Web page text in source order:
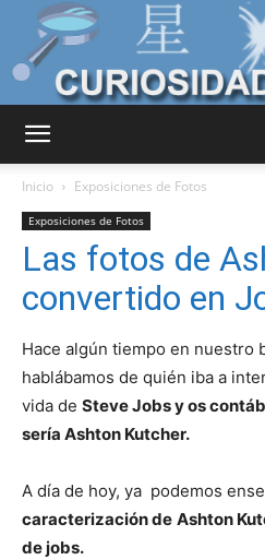
del
Inicio Exposiciones de Fotos
Exposiciones de Fotos
Las fotos de
convertido en
Hace algún tiempo en nuestro
hablábamos de quién iba a
vida de Steve Jobs y os
sería Ashton Kutcher.
A día de hoy, ya podemos
caracterización de Ashton
de jobs.